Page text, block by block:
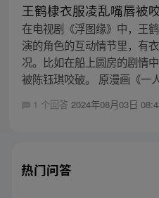
王鹤棣衣服凌乱嘴唇被
在电视剧《浮图缘》中，王
演的角色的互动情节里，有
况。比如在船上圆房的剧情
被陈钰琪咬破。 原漫画《一
1 个回答 2024年08月03日
热门问答